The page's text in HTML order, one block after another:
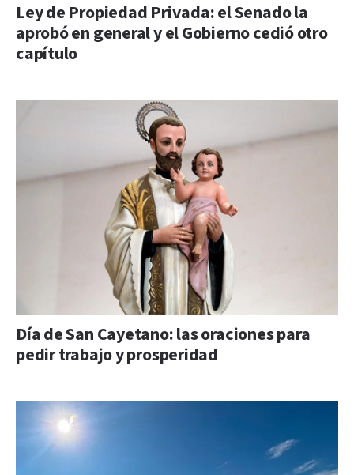
Ley de Propiedad Privada: el Senado la
aprobó en general y el Gobierno cedió otro
capítulo
Día de San Cayetano: las oraciones para
pedir trabajo y prosperidad